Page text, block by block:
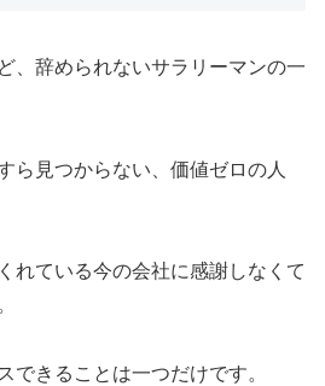
、辞められないサラリーマンの一
ら見つからない、価値ゼロの人
れている今の会社に感謝しなくて
できることは一つだけです。